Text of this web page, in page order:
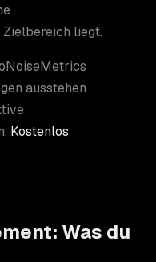
liegt.
ausstehen
Kostenlos
Was du